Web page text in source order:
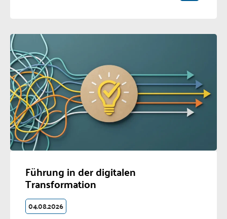
Führung in der digitalen
Transformation
04.08.2026